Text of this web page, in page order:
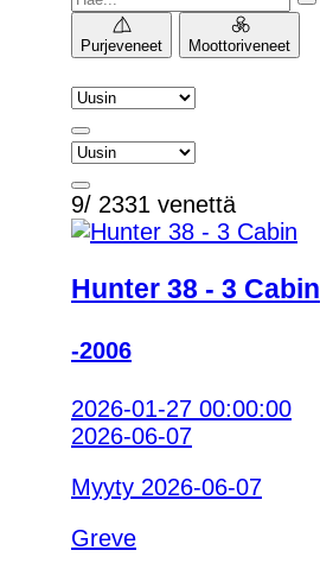
Purjeveneet Moottoriveneet
9/ 2331 venettä
Hunter 38 - 3 Cabin
-2006
2026-01-27 00:00:00
2026-06-07
Myyty 2026-06-07
Greve